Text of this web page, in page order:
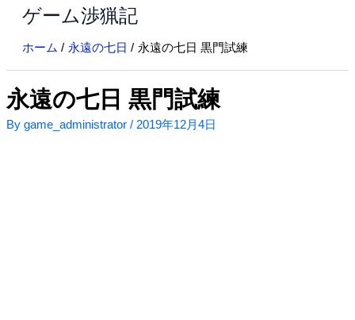
ス
キ
ッ
プ
ゲーム渉猟記
ホーム 永遠の七日 永遠の七日 黒門試練
永遠の七日 黒門試練
By game_administrator / 2019年12月4日